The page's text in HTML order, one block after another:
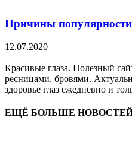
Причины
12.07.2020
Красивые глаза. Полезный
ресницами, бровями.
здоровье глаз ежедневно и
ЕЩЁ БОЛЬШЕ